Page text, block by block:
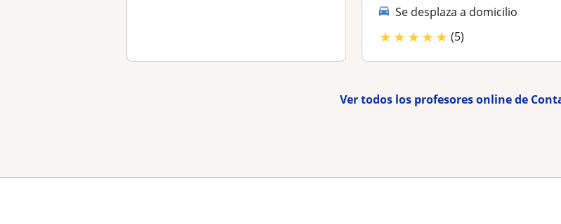
Se desplaza a domicilio
★★★★★ (5)
Ver todos los profesores online de